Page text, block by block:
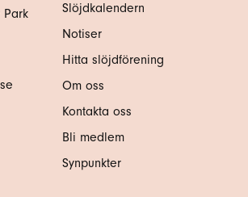
Park
Slöjdkalendern
Notiser
Hitta slöjdförening
Om oss
Kontakta oss
Bli medlem
Synpunkter